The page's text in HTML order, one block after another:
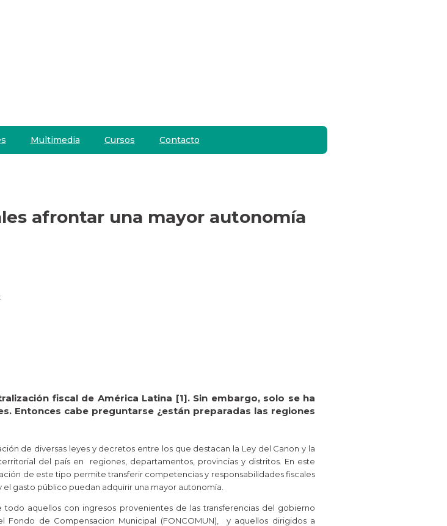
Multimedia Cursos Contacto
afrontar una mayor autonomía
fiscal de América Latina [1]. Sin embargo, solo se ha
Entonces cabe preguntarse ¿están preparadas las regiones
de diversas leyes y decretos entre los que destacan la Ley del Canon y la
del país en regiones, departamentos, provincias y distritos. En este
de este tipo permite transferir competencias y responsabilidades fiscales
gasto público puedan adquirir una mayor autonomía.
aquellos con ingresos provenientes de las transferencias del gobierno
de Compensacion Municipal (FONCOMUN), y aquellos dirigidos a